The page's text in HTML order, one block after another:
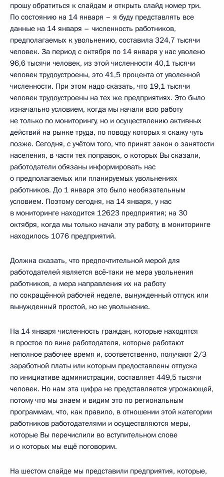
прошу обратиться к слайдам и открыть слайд номер три.
По состоянию на 14 января – я буду представлять все
данные на 14 января – численность работников,
предполагаемых к увольнению, составила 324,7 тысячи
человек. За период с октября по 14 января у нас уволено
96,6 тысячи человек, из этой численности 40,1 тысячи
человек трудоустроены, это 41,5 процента от уволенной
численности. При этом надо сказать, что 19,1 тысячи
человек трудоустроены на тех же предприятиях. Это было
изначально условием, когда мы начали всю работу
не только по мониторингу, но и осуществлению активных
действий на рынке труда, по поводу которых я скажу чуть
позже. Сегодня, с учётом того, что принят закон о занятости
населения, в части тех поправок, о которых Вы сказали,
работодатели обязаны информировать нас
о предполагаемых или планируемых увольнениях
работников. До 1 января это было необязательным
условием. Поэтому сегодня, на 14 января, у нас
в мониторинге находится 12623 предприятия; на 30
октября, когда мы только начали эту работу, в мониторинге
находилось 1076 предприятий.
Должна сказать, что предпочтительной мерой для
работодателей является всё‑таки не мера увольнения
работников, а мера направления их на работу
по сокращённой рабочей неделе, вынужденный отпуск или
вынужденный простой, но не увольнение.
На 14 января численность граждан, которые находятся
в простое по вине работодателя, которые работают
неполное рабочее время и, соответственно, получают 2/3
заработной платы или которым предоставлены отпуска
по инициативе администрации, составляет 449,5 тысячи
человек. Но нам эта цифра не представляется угрожающей,
потому что мы знаем и видим это по региональным
программам, что, как правило, в отношении этой категории
работников работодателями и осуществляются меры,
которые Вы перечислили во вступительном слове
и о которых мы ещё поговорим.
На шестом слайде мы представили предприятия, которые,